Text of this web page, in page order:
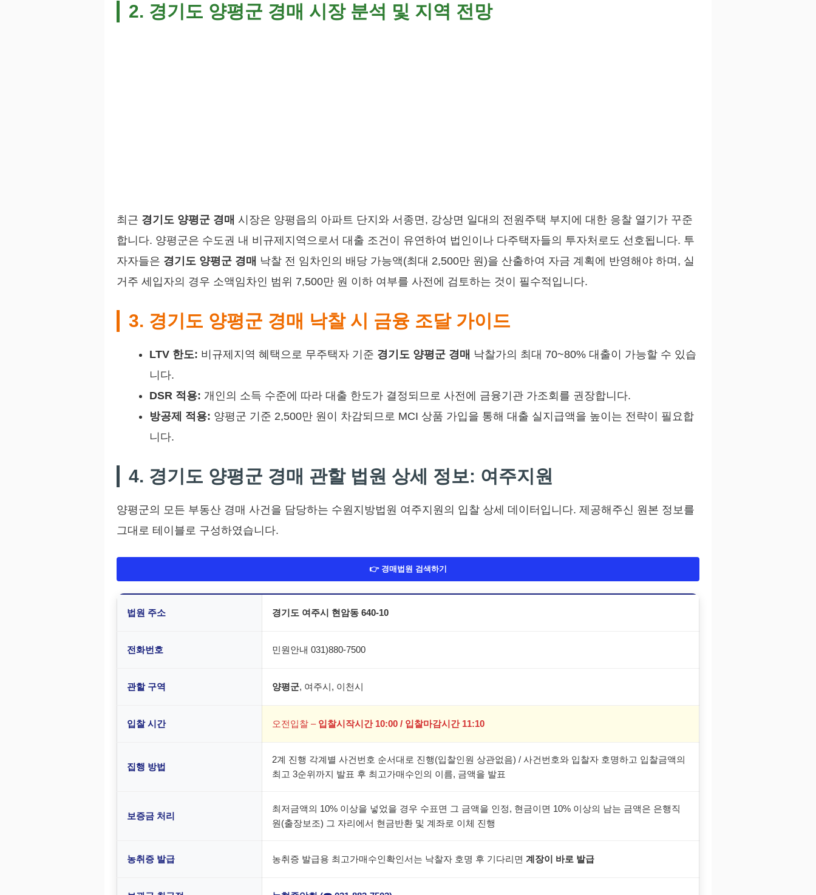
2. 경기도 양평군 경매 시장 분석 및 지역 전망
최근 경기도 양평군 경매 시장은 양평읍의 아파트 단지와 서종면, 강상면 일대의 전원주택 부지에 대한 응찰 열기가 꾸준
합니다. 양평군은 수도권 내 비규제지역으로서 대출 조건이 유연하여 법인이나 다주택자들의 투자처로도 선호됩니다. 투
자자들은 경기도 양평군 경매 낙찰 전 임차인의 배당 가능액(최대 2,500만 원)을 산출하여 자금 계획에 반영해야 하며, 실
거주 세입자의 경우 소액임차인 범위 7,500만 원 이하 여부를 사전에 검토하는 것이 필수적입니다.
3. 경기도 양평군 경매 낙찰 시 금융 조달 가이드
LTV 한도: 비규제지역 혜택으로 무주택자 기준 경기도 양평군 경매 낙찰가의 최대 70~80% 대출이 가능할 수 있습
니다.
DSR 적용: 개인의 소득 수준에 따라 대출 한도가 결정되므로 사전에 금융기관 가조회를 권장합니다.
방공제 적용: 양평군 기준 2,500만 원이 차감되므로 MCI 상품 가입을 통해 대출 실지급액을 높이는 전략이 필요합
니다.
4. 경기도 양평군 경매 관할 법원 상세 정보: 여주지원
양평군의 모든 부동산 경매 사건을 담당하는 수원지방법원 여주지원의 입찰 상세 데이터입니다. 제공해주신 원본 정보를
그대로 테이블로 구성하였습니다.
👉 경매법원 검색하기
법원 주소 경기도 여주시 현암동 640-10
전화번호 민원안내 031)880-7500
관할 구역 양평군, 여주시, 이천시
입찰 시간 오전입찰 – 입찰시작시간 10:00 / 입찰마감시간 11:10
집행 방법
2계 진행 각계별 사건번호 순서대로 진행(입찰인원 상관없음) / 사건번호와 입찰자 호명하고 입찰금액의
최고 3순위까지 발표 후 최고가매수인의 이름, 금액을 발표
보증금 처리
최저금액의 10% 이상을 넣었을 경우 수표면 그 금액을 인정, 현금이면 10% 이상의 남는 금액은 은행직
원(출장보조) 그 자리에서 현금반환 및 계좌로 이체 진행
농취증 발급 농취증 발급용 최고가매수인확인서는 낙찰자 호명 후 기다리면 계장이 바로 발급